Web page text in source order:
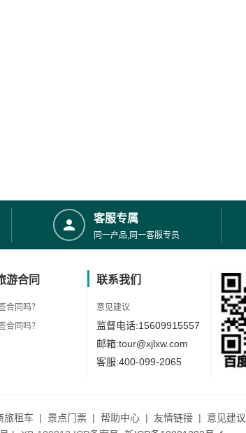
客服专属
同一产品,同一客服专员
游合同
合同吗？
合同吗？
联系我们
意见建议
监督电话:15609915557
邮箱:tour@xjlxw.com
客服:400-099-2065
旅租车 | 景点门票 | 帮助中心 | 友情链接 | 意见建议